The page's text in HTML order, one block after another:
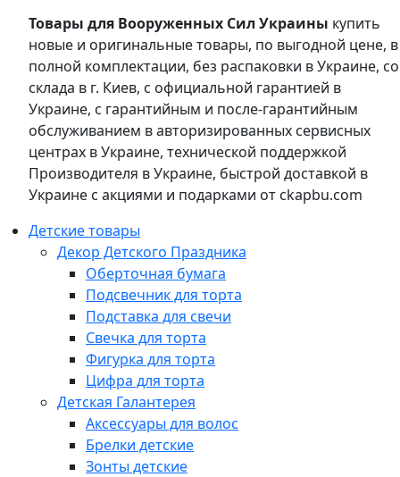
Товары для Вооруженных Сил Украины купить
новые и оригинальные товары, по выгодной цене, в
полной комплектации, без распаковки в Украине, со
склада в г. Киев, с официальной гарантией в
Украине, с гарантийным и после-гарантийным
обслуживанием в авторизированных сервисных
центрах в Украине, технической поддержкой
Производителя в Украине, быстрой доставкой в
Украине с акциями и подарками от ckapbu.com
Детские товары
Декор Детского Праздника
Оберточная бумага
Подсвечник для торта
Подставка для свечи
Свечка для торта
Фигурка для торта
Цифра для торта
Детская Галантерея
Аксессуары для волос
Брелки детские
Зонты детские